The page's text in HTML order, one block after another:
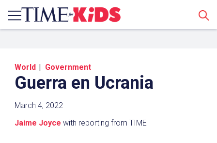
World Government
Guerra en Ucrania
March 4, 2022
Jaime Joyce with reporting from TIME